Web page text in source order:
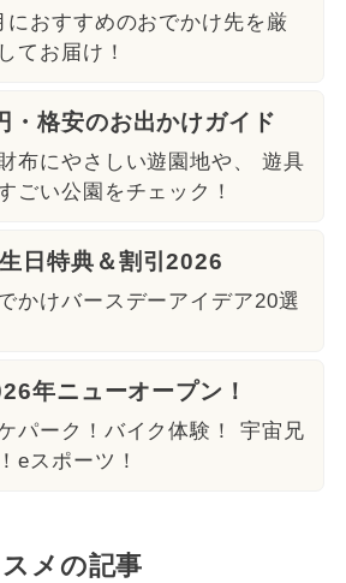
におすすめのおでかけ先を厳
てお届け！
・格安のお出かけガイド
布にやさしい遊園地や、 遊具
ごい公園をチェック！
日特典＆割引2026
かけバースデーアイデア20選
年ニューオープン！
パーク！バイク体験！ 宇宙兄
eスポーツ！
メの記事